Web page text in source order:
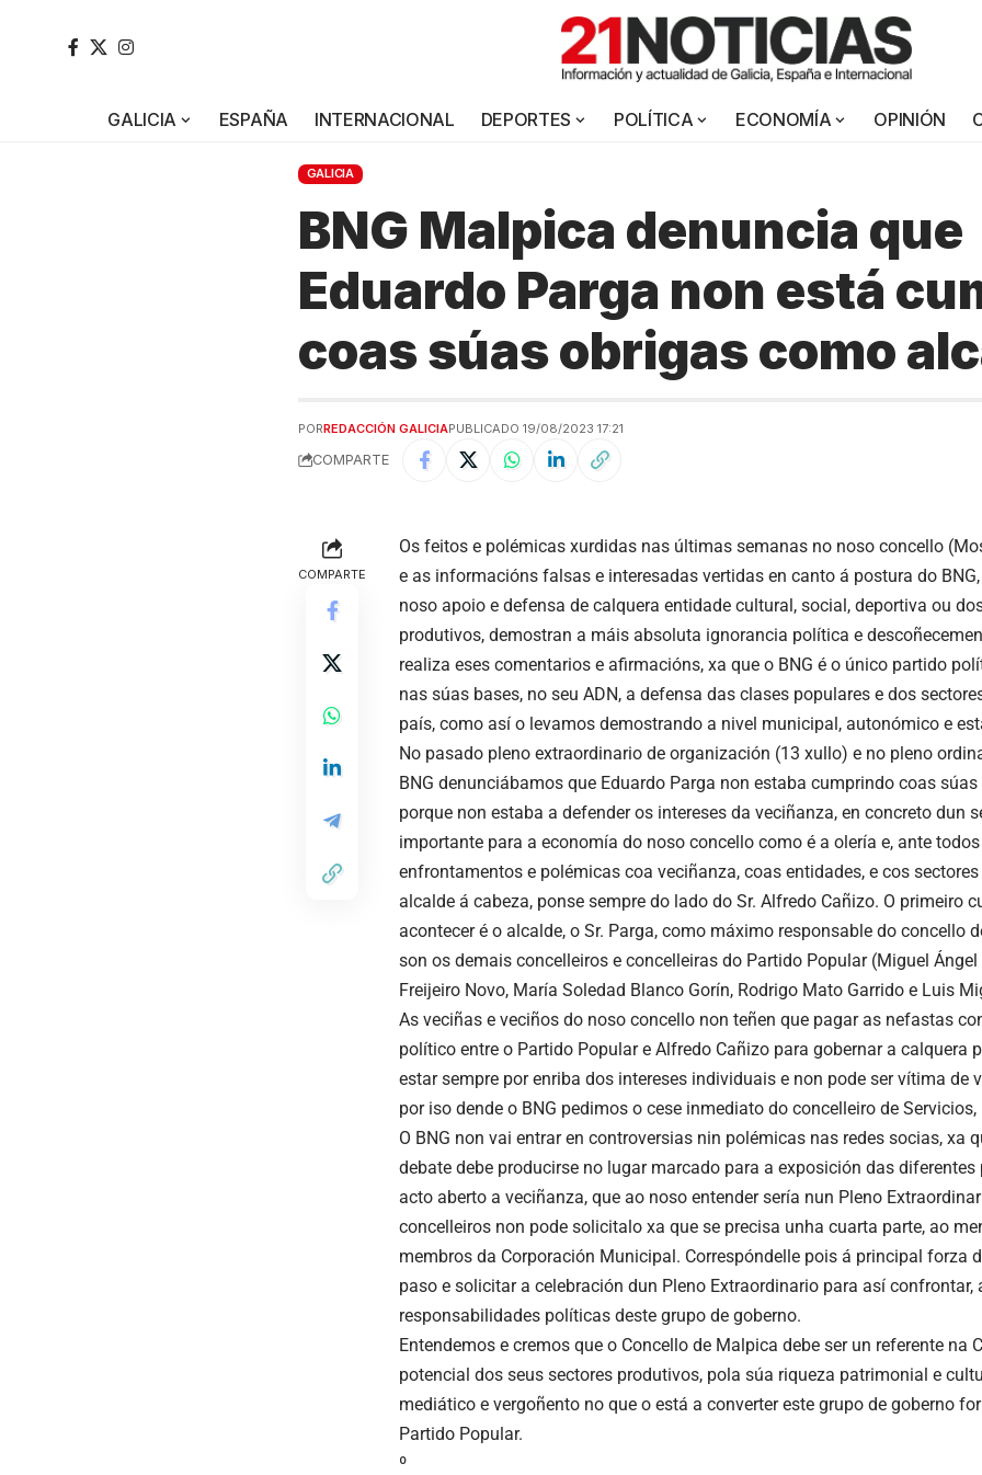
GALICIA ESPAÑA INTERNACIONAL DEPORTES POLÍTICA ECONOMÍA OPINIÓN
GALICIA
BNG Malpica denuncia que
Eduardo Parga non está
coas súas obrigas como
PORREDACCIÓN GALICIAPUBLICADO 19/08/2023 17:21
COMPARTE
COMPARTE
Os feitos e polémicas xurdidas nas últimas semanas no noso concello
e as informacións falsas e interesadas vertidas en canto á postura do
noso apoio e defensa de calquera entidade cultural, social, deportiva ou
produtivos, demostran a máis absoluta ignorancia política e
realiza eses comentarios e afirmacións, xa que o BNG é o único partido
nas súas bases, no seu ADN, a defensa das clases populares e dos
país, como así o levamos demostrando a nivel municipal, autonómico e
No pasado pleno extraordinario de organización (13 xullo) e no pleno
BNG denunciábamos que Eduardo Parga non estaba cumprindo coas
porque non estaba a defender os intereses da veciñanza, en concreto dun
importante para a economía do noso concello como é a olería e, ante
enfrontamentos e polémicas coa veciñanza, coas entidades, e cos
alcalde á cabeza, ponse sempre do lado do Sr. Alfredo Cañizo. O primeiro
acontecer é o alcalde, o Sr. Parga, como máximo responsable do concello
son os demais concelleiros e concelleiras do Partido Popular (Miguel
Freijeiro Novo, María Soledad Blanco Gorín, Rodrigo Mato Garrido e Luis
As veciñas e veciños do noso concello non teñen que pagar as nefastas
político entre o Partido Popular e Alfredo Cañizo para gobernar a calquera
estar sempre por enriba dos intereses individuais e non pode ser vítima de
por iso dende o BNG pedimos o cese inmediato do concelleiro de
O BNG non vai entrar en controversias nin polémicas nas redes socias, xa
debate debe producirse no lugar marcado para a exposición das
acto aberto a veciñanza, que ao noso entender sería nun Pleno
concelleiros non pode solicitalo xa que se precisa unha cuarta parte, ao
membros da Corporación Municipal. Correspóndelle pois á principal forza
paso e solicitar a celebración dun Pleno Extraordinario para así confrontar,
responsabilidades políticas deste grupo de goberno.
Entendemos e cremos que o Concello de Malpica debe ser un referente na
potencial dos seus sectores produtivos, pola súa riqueza patrimonial e
mediático e vergoñento no que o está a converter este grupo de goberno
Partido Popular.
º